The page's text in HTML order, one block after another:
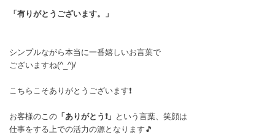
「有りがとうございます。」
シンプルながら本当に一番嬉しいお言葉で
ございますね(^_^)/
こちらこそありがとうございます❗
お客様のこの 「ありがとう❗」 という言葉、笑顔は
仕事をする上での活力の源となります🎵